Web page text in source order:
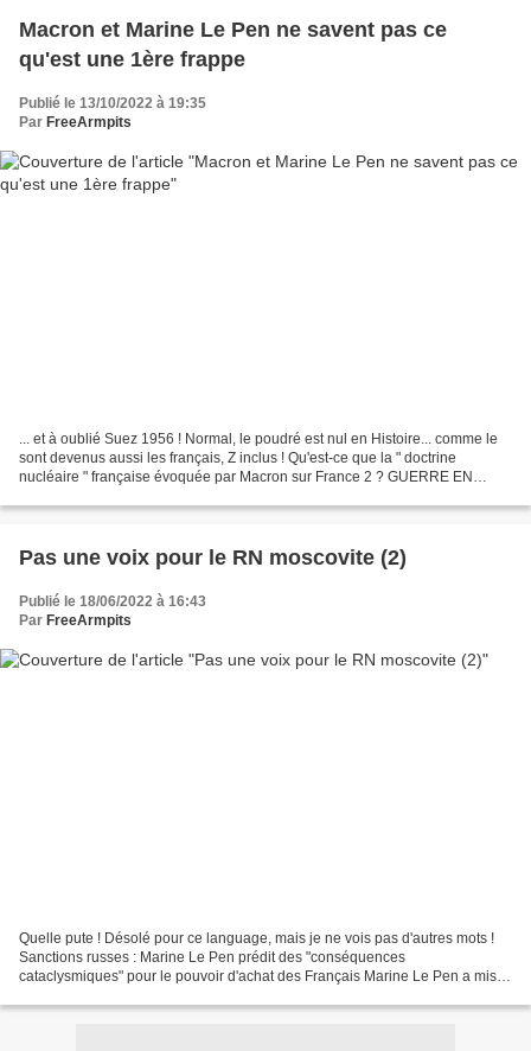
Macron et Marine Le Pen ne savent pas ce
qu'est une 1ère frappe
Publié le 13/10/2022 à 19:35
Par FreeArmpits
... et à oublié Suez 1956 ! Normal, le poudré est nul en Histoire... comme le
sont devenus aussi les français, Z inclus ! Qu'est-ce que la " doctrine
nucléaire " française évoquée par Macron sur France 2 ? GUERRE EN
Pas une voix pour le RN moscovite (2)
Publié le 18/06/2022 à 16:43
Par FreeArmpits
Quelle pute ! Désolé pour ce language, mais je ne vois pas d'autres mots !
Sanctions russes : Marine Le Pen prédit des "conséquences
cataclysmiques" pour le pouvoir d'achat des Français Marine Le Pen a mis